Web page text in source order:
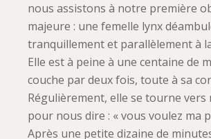
nous assistons à notre première
majeure : une femelle lynx
tranquillement et parallèlement à
Elle est à peine à une centaine de
couche par deux fois, toute à sa
Régulièrement, elle se tourne vers
pour nous dire : « vous voulez ma
Après une petite dizaine de